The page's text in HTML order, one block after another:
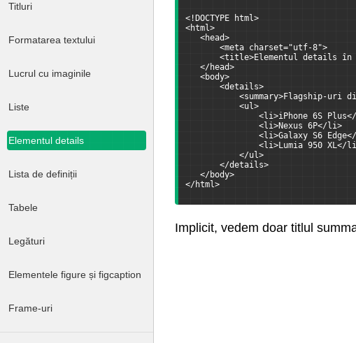
Titluri
Formatarea textului
Lucrul cu imaginile
Liste
Elementul details
Lista de definiții
Tabele
Legături
Elementele figure și figcaption
Frame-uri
<!DOCTYPE html>
<html>
<head>
<meta charset="utf-8">
<title>Elementul details în
</head>
<body>
<details>
<summary>Flagship-uri din
<ul>
<li>iPhone 6S Plus</
<li>Nexus 6P</li>
<li>Galaxy S6
<li>Lumia 950 XL</
</ul>
</details>
</body>
</html>
Implicit, vedem doar titlul